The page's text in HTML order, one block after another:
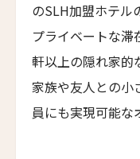
Hotel Belleclaire
パークホテル・エ
Parkhotel Egerner
カブ・ホテル・ロ
のSLH加盟ホテル
プライベートな滞
軒以上の隠れ家的
家族や友人との小
員にも実現可能な